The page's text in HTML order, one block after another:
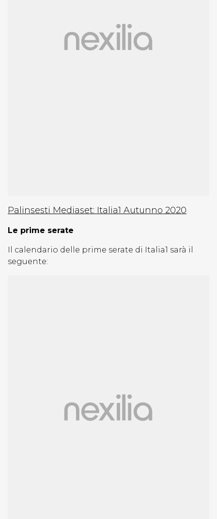
Palinsesti Mediaset: Italia1 Autunno 2020
Le prime serate
Il calendario delle prime serate di Italia1 sarà il
seguente: